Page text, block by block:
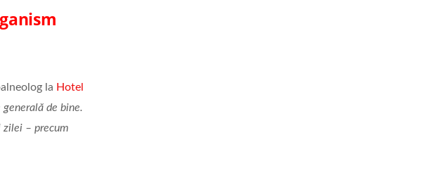
la Hotel
de bine.
zilei – precum